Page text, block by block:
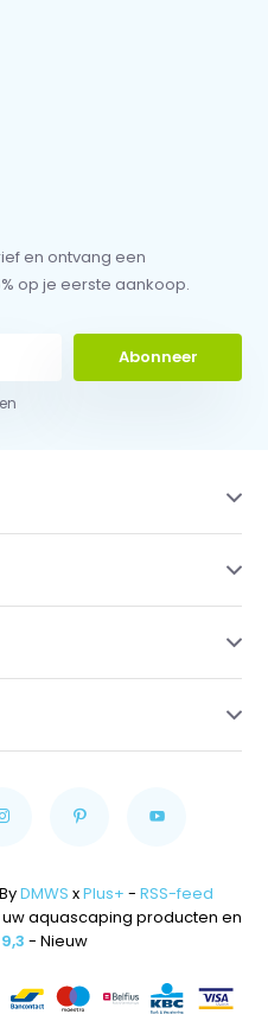
en ontvang een
op je eerste aankoop.
Abonneer
DMWS xPlus+ - RSS-feed
aquascaping producten en
9,3 - Nieuw